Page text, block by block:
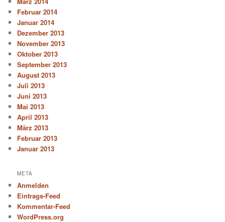
Februar 2014
Januar 2014
Dezember 2013
November 2013
Oktober 2013
September 2013
August 2013
Juli 2013
Juni 2013
Mai 2013
April 2013
März 2013
Februar 2013
Januar 2013
META
Anmelden
Eintrags-Feed
Kommentar-Feed
WordPress.org